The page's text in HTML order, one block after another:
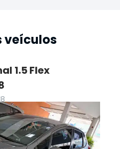
veículos
1.5 Flex